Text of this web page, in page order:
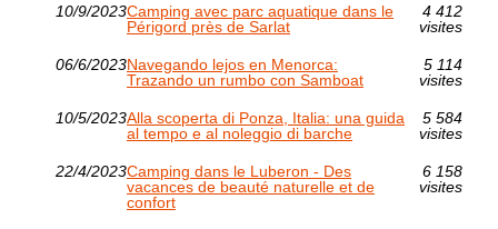
10/9/2023Camping avec parc aquatique dans le
Périgord près de Sarlat
4 412
visites
06/6/2023Navegando lejos en Menorca:
Trazando un rumbo con Samboat
5 114
visites
10/5/2023Alla scoperta di Ponza, Italia: una guida
al tempo e al noleggio di barche
5 584
visites
22/4/2023Camping dans le Luberon - Des
vacances de beauté naturelle et de
confort
6 158
visites